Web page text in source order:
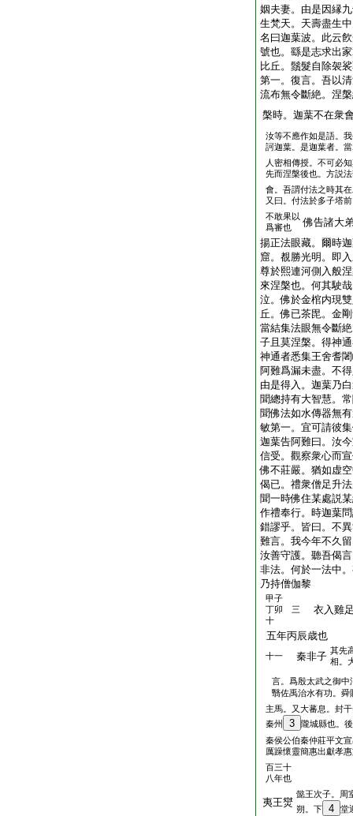
姻夫妻。由是因縁
生梵天。天壽盡生
名曰迦葉波。此云
號也。繇是志求出
比丘。鬚髮自除袈
第一。復言。吾以
流布無令斷絶。涅
槃時。迦葉不在衆
汝等不應作如是語。
訶迦葉。是迦葉者。
人密相傳授。不可必
先而涅槃後也。方説
會。吾謂付法之時其
又曰。付法於多子塔
不敢果以
爲審也
佛告諸大
揚正法眼藏。爾時
窟。覩勝光明。即
尊於熙連河側入般
來涅槃也。何其駛
泣。佛於金棺内現
丘。佛已茶毘。金
當結集法眼無令斷
子且莫涅槃。得神
神通者悉集王舍耆
阿難爲漏未盡。不
由是得入。迦葉乃
聞總持有大智慧。
聞佛法如水傳器無
敏第一。宜可請彼
迦葉告阿難曰。汝
信受。觀察衆心而
佛不莊嚴。猶如虚
偈已。禮衆僧足升
聞一時佛住某處説
作禮奉行。時迦葉
錯謬乎。皆曰。不
難言。我今年不久
汝善守護。聽吾偈
非法。何於一法中
乃持僧伽黎
甲子
丁卯 三
十
衣入雞
五年丙辰歳也
十一 秦非子 其先
相。
言。爲殷太武之御中
翳佐禹治水有功。舜
主馬。又大蕃息。封
秦州
3
隴城縣也。
秦侯公伯秦仲莊平文
厲躁懷靈簡惠出獻孝
百三十
八年也
夷王爕
懿王次子。周
朔。下
4 堂